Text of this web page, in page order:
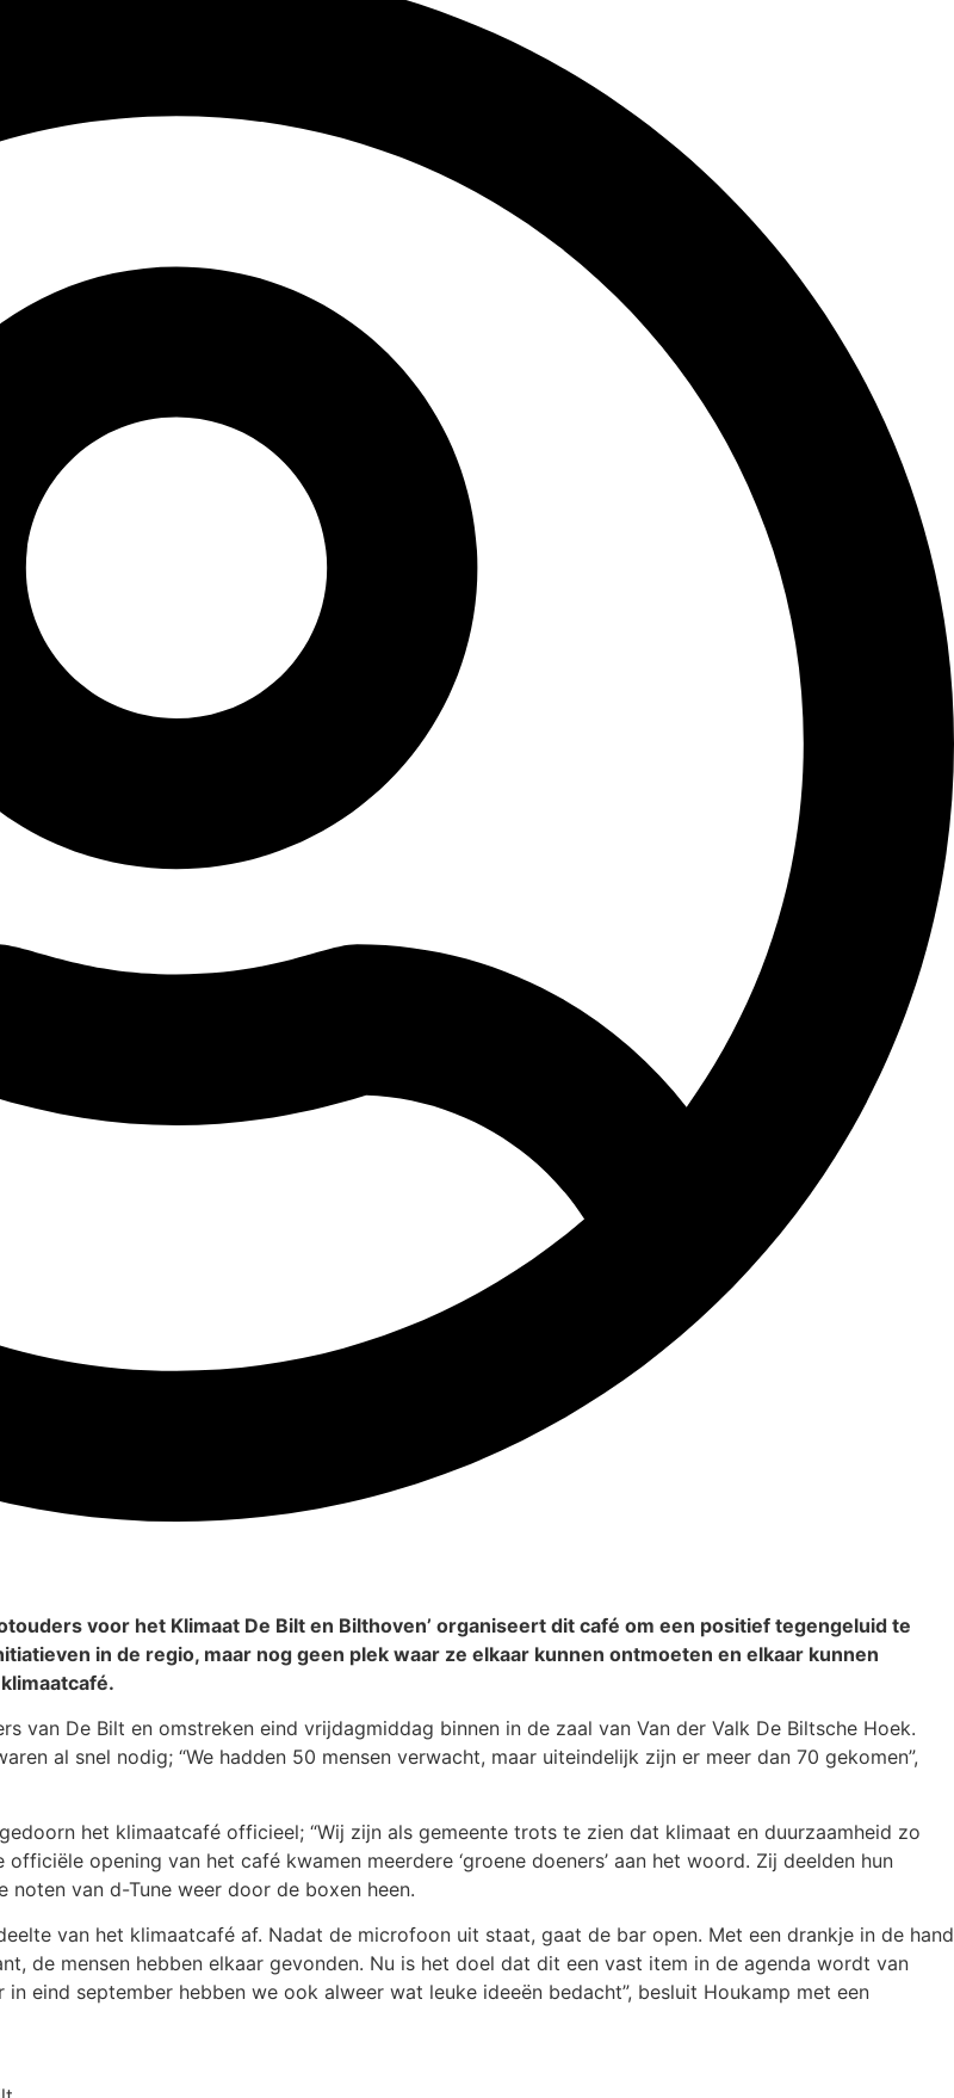
voor het Klimaat De Bilt en Bilthoven’ organiseert dit café om een positief tegengeluid te
in de regio, maar nog geen plek waar ze elkaar kunnen ontmoeten en elkaar kunnen
van De Bilt en omstreken eind vrijdagmiddag binnen in de zaal van Van der Valk De Biltsche Hoek.
al snel nodig; “We hadden 50 mensen verwacht, maar uiteindelijk zijn er meer dan 70 gekomen”,
het klimaatcafé officieel; “Wij zijn als gemeente trots te zien dat klimaat en duurzaamheid zo
opening van het café kwamen meerdere ‘groene doeners’ aan het woord. Zij deelden hun
van d-Tune weer door de boxen heen.
van het klimaatcafé af. Nadat de microfoon uit staat, gaat de bar open. Met een drankje in de hand
de mensen hebben elkaar gevonden. Nu is het doel dat dit een vast item in de agenda wordt van
eind september hebben we ook alweer wat leuke ideeën bedacht”, besluit Houkamp met een